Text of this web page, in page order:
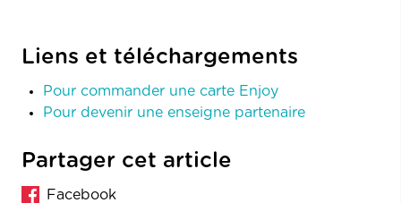
Liens et téléchargements
Pour commander une carte Enjoy
Pour devenir une enseigne partenaire
Partager cet article
Facebook